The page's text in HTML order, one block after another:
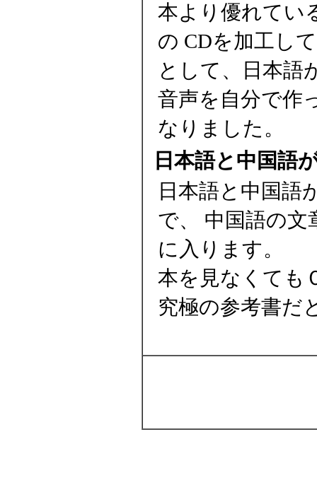
本より優れてい
の CDを加工し
として、日本語
音声を自分で作
なりました。
日本語と中国語
日本語と中国語
で、 中国語の
に入ります。
本を見なくても
究極の参考書だ